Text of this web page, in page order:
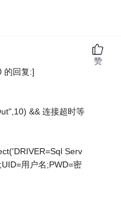
的回复:]
&& 连接超时等
Serv
用户名;PWD=密
赞